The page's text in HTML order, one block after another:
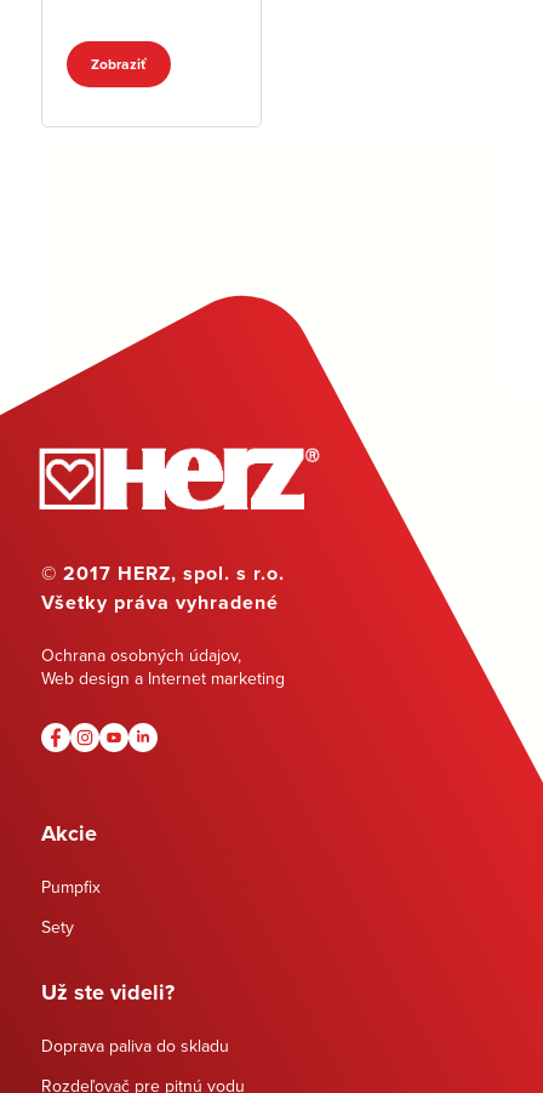
Zobraziť
© 2017 HERZ, spol. s r.o.
Všetky práva vyhradené
Ochrana osobných údajov,
Web design a Internet marketing
Akcie
Pumpfix
Sety
Už ste videli?
Doprava paliva do skladu
Rozdeľovač pre pitnú vodu